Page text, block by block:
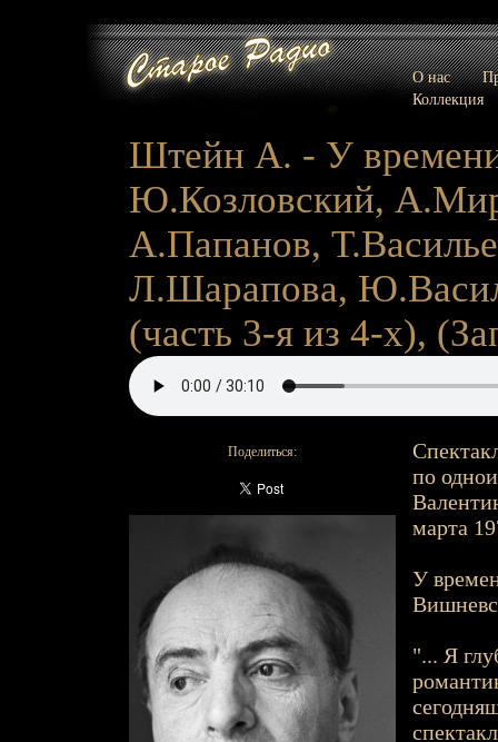
О нас
Коллекция
Штейн А. - У
Ю.Козловский,
А.Папанов,
Л.Шарапова,
(часть 3-я из 4-х),
Поделиться:
по
марта
У
"... Я